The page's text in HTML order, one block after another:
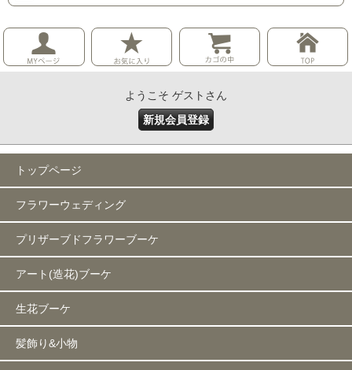
ようこそ ゲストさん
新規会員登録
トップページ
フラワーウェディング
プリザーブドフラワーブーケ
アート(造花)ブーケ
生花ブーケ
髪飾り&小物